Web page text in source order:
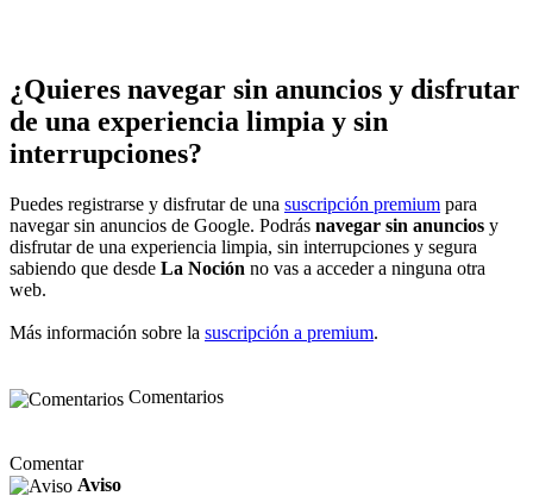
¿Quieres navegar sin anuncios y disfrutar
de una experiencia limpia y sin
interrupciones?
Puedes registrarse y disfrutar de una suscripción premium para
navegar sin anuncios de Google. Podrás navegar sin anuncios y
disfrutar de una experiencia limpia, sin interrupciones y segura
sabiendo que desde La Noción no vas a acceder a ninguna otra
web.
Más información sobre la suscripción a premium.
Comentarios
Comentar
Aviso